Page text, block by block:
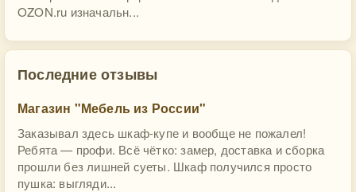
OZON.ru изначальн...
Последние отзывы
Магазин "Мебель из России"
Заказывал здесь шкаф-купе и вообще не пожалел!
Ребята — профи. Всё чётко: замер, доставка и сборка
прошли без лишней суеты. Шкаф получился просто
пушка: выгляди...